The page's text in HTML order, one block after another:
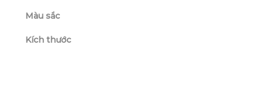
Màu sắc
Kích thước